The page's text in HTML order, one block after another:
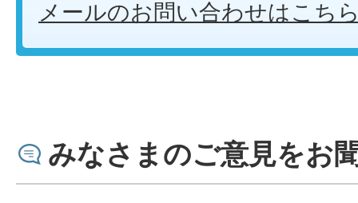
メールのお問い合わせはこち
みなさまのご意見をお